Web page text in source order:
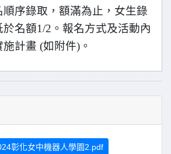
順序錄取，額滿為止，女生錄
名額1/2。報名方式及活動內
計畫 (如附件)。
彰化女中機器人學園2.pdf